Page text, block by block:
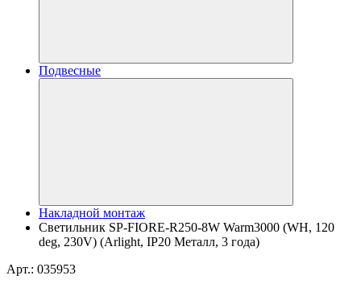
Подвесные
Накладной монтаж
Светильник SP-FIORE-R250-8W Warm3000 (WH, 120
deg, 230V) (Arlight, IP20 Металл, 3 года)
Арт.: 035953